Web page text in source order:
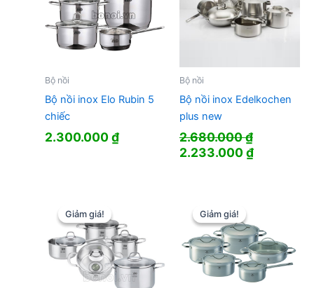
Bộ nồi
Bộ nồi inox Elo Rubin 5
chiếc
2.300.000₫
Bộ nồi
Bộ nồi inox Edelkochen
plus new
2.680.000₫
Giá
2.233.000₫Giá
Giảm giá!
Giảm giá! Giảm giá!
Giảm giá!